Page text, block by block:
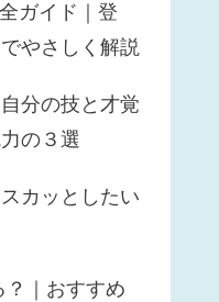
ガイド｜登
やさしく解説
分の技と才覚
の３選
カッとしたい
？｜おすすめ